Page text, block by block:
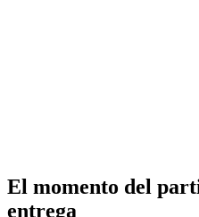
El momento del
entrega